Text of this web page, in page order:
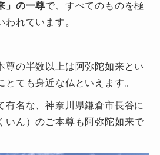
」の一尊で、すべてのものを極
れています。
尊の半数以上は阿弥陀如来とい
とても身近な仏といえます。
有名な、神奈川県鎌倉市長谷に
いん）のご本尊も阿弥陀如来で